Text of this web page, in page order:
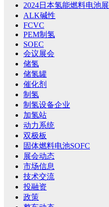
2024日本氢能燃料电池展
ALK碱性
FCVC
PEM制氢
SOEC
会议展会
储氢
储氢罐
催化剂
制氢
制氢设备企业
加氢站
动力系统
双极板
固体燃料电池SOFC
展会动态
市场信息
技术交流
投融资
政策